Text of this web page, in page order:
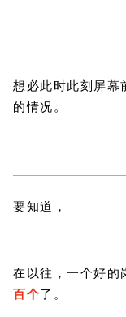
想必此时此刻屏幕
的情况。
要知道，
在以往，一个好的
百个了。